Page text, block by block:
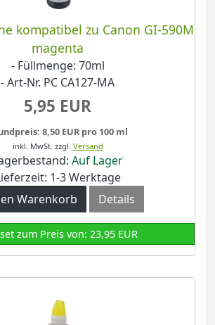
kompatibel zu Canon GI-590M
magenta
- Füllmenge: 70ml
- Art-Nr. PC CA127-MA
5,95 EUR
8,50 EUR pro 100 ml
inkl. MwSt. zzgl. Versand
Auf Lager
1-3 Werktage
Warenkorb
Details
zum Preis von: 23,95 EUR